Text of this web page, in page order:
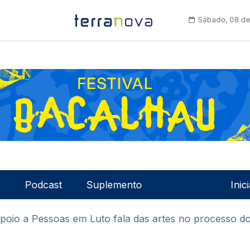
Sábado, 08
Podcast Suplemento
a Pessoas em Luto fala das artes no processo